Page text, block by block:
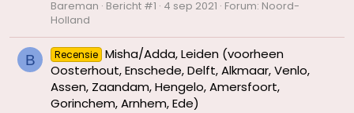
Bareman Bericht #1 4 sep 2021 Forum: Noord-
Holland
B Recensie Misha/Adda, Leiden (voorheen
Oosterhout, Enschede, Delft, Alkmaar, Venlo,
Assen, Zaandam, Hengelo, Amersfoort,
Gorinchem, Arnhem, Ede)